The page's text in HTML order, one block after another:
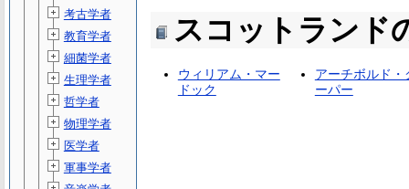
スコットランド
ウィリアム・マー
ドック
アーチボルド・
ーパー
考古学者
教育学者
細菌学者
生理学者
哲学者
物理学者
医学者
軍事学者